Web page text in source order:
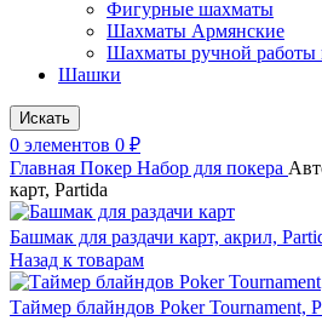
Фигурные шахматы
Шахматы Армянские
Шахматы ручной работы
Шашки
Искать
0 элементов 0 ₽
Главная Покер Набор для покера
карт, Partida
Башмак для раздачи карт, акрил,
Назад к товарам
Таймер блайндов Poker Tournament,